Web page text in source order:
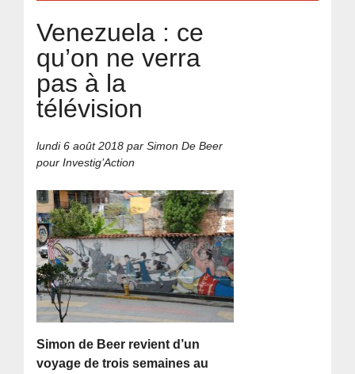
Venezuela : ce
qu’on ne verra
pas à la
télévision
lundi 6 août 2018 par Simon De Beer
pour Investig’Action
Simon de Beer revient d’un
voyage de trois semaines au